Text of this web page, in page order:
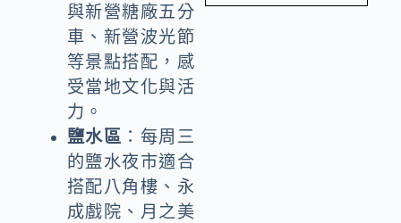
與新營糖廠五分
車、新營波光節
等景點搭配，感
受當地文化與活
力。
鹽水區 ：每周三
的鹽水夜市適合
搭配八角樓、永
成戲院、月之美